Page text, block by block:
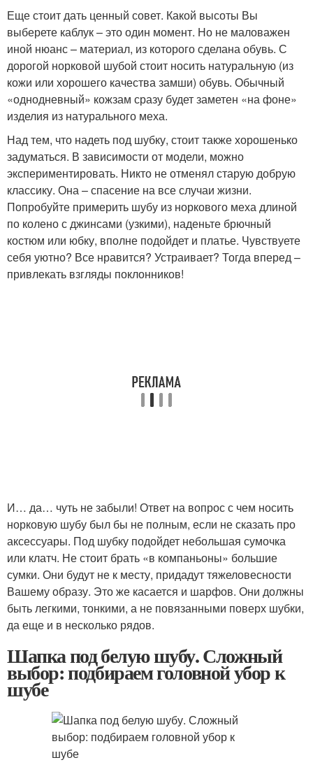
Еще стоит дать ценный совет. Какой высоты Вы
выберете каблук – это один момент. Но не маловажен
иной нюанс – материал, из которого сделана обувь. С
дорогой норковой шубой стоит носить натуральную (из
кожи или хорошего качества замши) обувь. Обычный
«однодневный» кожзам сразу будет заметен «на фоне»
изделия из натурального меха.
Над тем, что надеть под шубку, стоит также хорошенько
задуматься. В зависимости от модели, можно
экспериментировать. Никто не отменял старую добрую
классику. Она – спасение на все случаи жизни.
Попробуйте примерить шубу из норкового меха длиной
по колено с джинсами (узкими), наденьте брючный
костюм или юбку, вполне подойдет и платье. Чувствуете
себя уютно? Все нравится? Устраивает? Тогда вперед –
привлекать взгляды поклонников!
И… да… чуть не забыли! Ответ на вопрос с чем носить
норковую шубу был бы не полным, если не сказать про
аксессуары. Под шубку подойдет небольшая сумочка
или клатч. Не стоит брать «в компаньоны» большие
сумки. Они будут не к месту, придадут тяжеловесности
Вашему образу. Это же касается и шарфов. Они должны
быть легкими, тонкими, а не повязанными поверх шубки,
да еще и в несколько рядов.
Шапка под белую шубу. Сложный
выбор: подбираем головной убор к
шубе